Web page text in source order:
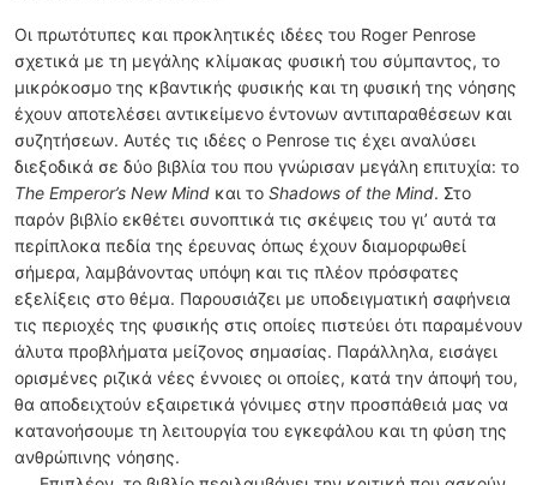
Οι πρωτότυπες και προκλητικές ιδέες του Roger Penrose
σχετικά με τη μεγάλης κλίμακας φυσική του σύμπαντος, το
μικρόκοσμο της κβαντικής φυσικής και τη φυσική της νόησης
έχουν αποτελέσει αντικείμενο έντονων αντιπαραθέσεων και
συζητήσεων. Αυτές τις ιδέες ο Penrose τις έχει αναλύσει
διεξοδικά σε δύο βιβλία του που γνώρισαν μεγάλη επιτυχία: το
The Emperor’s New Mind και το Shadows of the Mind. Στο
παρόν βιβλίο εκθέτει συνοπτικά τις σκέψεις του γι’ αυτά τα
περίπλοκα πεδία της έρευνας όπως έχουν διαμορφωθεί
σήμερα, λαμβάνοντας υπόψη και τις πλέον πρόσφατες
εξελίξεις στο θέμα. Παρουσιάζει με υποδειγματική σαφήνεια
τις περιοχές της φυσικής στις οποίες πιστεύει ότι παραμένουν
άλυτα προβλήματα μείζονος σημασίας. Παράλληλα, εισάγει
ορισμένες ριζικά νέες έννοιες οι οποίες, κατά την άποψή του,
θα αποδειχτούν εξαιρετικά γόνιμες στην προσπάθειά μας να
κατανοήσουμε τη λειτουργία του εγκεφάλου και τη φύση της
ανθρώπινης νόησης.